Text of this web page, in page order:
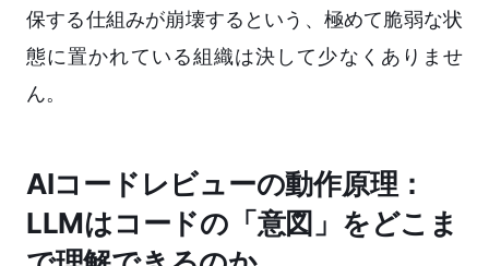
保する仕組みが崩壊するという、極めて脆弱な状
態に置かれている組織は決して少なくありませ
ん。
AIコードレビューの動作原理：
LLMはコードの「意図」をどこま